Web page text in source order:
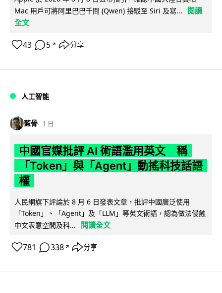
Mac 用戶可將阿里巴巴千問 (Qwen) 接駁至 Siri 及寫...
閱讀
全文
43 5 ↗ 分享
人工智能
藍骨 1 日
中國官媒批評 AI 術語濫用英文 稱
「Token」與「Agent」動搖科技話語
權
人民網旗下評論於 8 月 6 日發表文章，批評中國廣泛使用
「Token」、「Agent」及「LLM」等英文術語，認為做法侵蝕
中文表意空間及科...
閱讀全文
781 338 ↗ 分享